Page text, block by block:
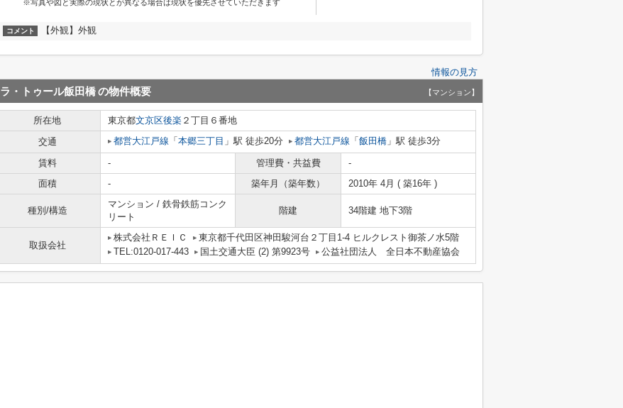
※写真や図と実際の現状とが異なる場合は現状を優先させていただきます
コメント 【外観】外観
情報の見方
ラ・トゥール飯田橋の物件概要 【マンション】
所在地 東京都文京区後楽 ２丁目６番地
交通
都営大江戸線 「 本郷三丁目 」駅 徒歩20分 都営大江戸線 「 飯田橋 」駅 徒歩3分
賃料 - 管理費・共益費
-
面積
- 築年月（築年数） 2010年 4月 ( 築16年 )
種別/構造
マンション / 鉄骨鉄筋コンク
リート
階建 34階建 地下3階
取扱会社
株式会社ＲＥＩＣ
東京都千代田区神田駿河台２丁目1-4 ヒルクレスト御茶ノ水5階
TEL:0120-017-443
国土交通大臣 (2) 第9923号 公益社団法人 全日本不動産協会